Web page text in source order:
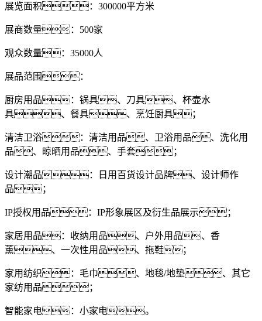
展览面积：300000平方米
展商数量：500家
观众数量：35000人
展品范围：
厨房用品：锅具、刀具、杯壶水
具、餐具、烹饪厨具；
清洁卫浴：清洁用品、卫浴用品、洗化用
品、晾晒用品、手套；
设计潮品：日用百货设计品牌、设计师作
品；
IP授权用品：IP形象展区及衍生品展示；
家居用品：收纳用品、户外用品、香
薰、一次性用品、拖鞋；
家用纺织：毛巾、地毯/地垫、其它
家纺用品；
智能家电：小家电。